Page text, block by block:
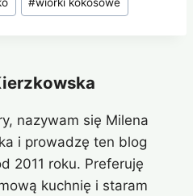
nazywam się Milena
i prowadzę ten blog
2011 roku. Preferuję
kuchnię i staram